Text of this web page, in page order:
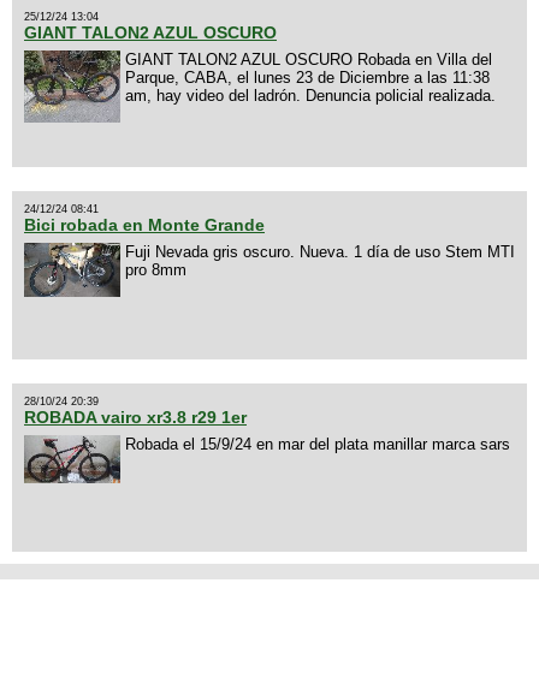
25/12/24 13:04
GIANT TALON2 AZUL OSCURO
GIANT TALON2 AZUL OSCURO Robada en Villa del
Parque, CABA, el lunes 23 de Diciembre a las 11:38
am, hay video del ladrón. Denuncia policial realizada.
24/12/24 08:41
Bici robada en Monte Grande
Fuji Nevada gris oscuro. Nueva. 1 día de uso Stem MTI
pro 8mm
28/10/24 20:39
ROBADA vairo xr3.8 r29 1er
Robada el 15/9/24 en mar del plata manillar marca sars